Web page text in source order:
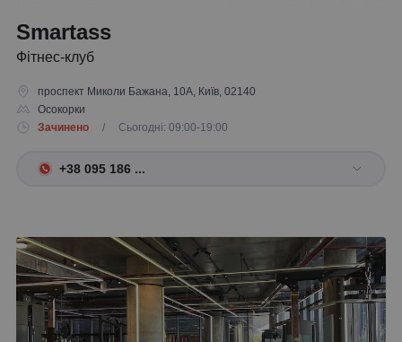
Smartass
Фітнес-клуб
проспект Миколи Бажана, 10А, Київ, 02140
Осокорки
Зачинено
/ Сьогодні: 09:00-19:00
+38 095 186 ...